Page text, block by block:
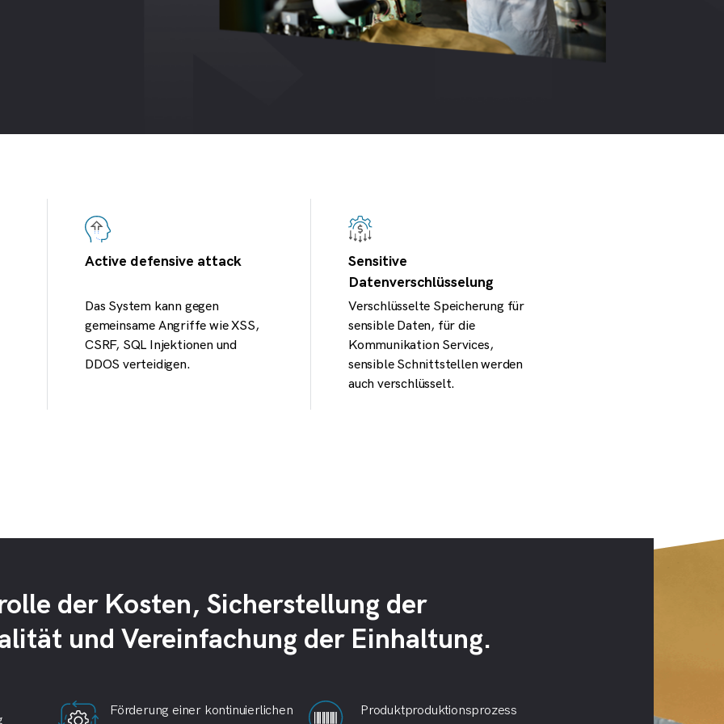
oder -
Active defensive attack
Das System kann gegen
gemeinsame Angriffe wie XSS,
CSRF, SQL Injektionen und
DDOS verteidigen.
Sensitive
Datenverschlüsselung
Verschlüsselte Speicherung für
sensible Daten, für die
Kommunikation Services,
sensible Schnittstellen werden
auch verschlüsselt.
der Kosten, Sicherstellung der
und Vereinfachung der Einhaltung.
Förderung einer kontinuierlichen
Produktproduktionsprozess